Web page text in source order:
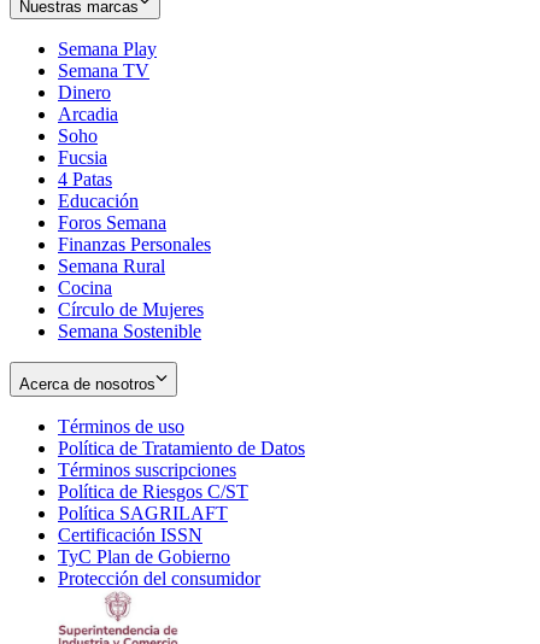
Nuestras marcas
Semana Play
Semana TV
Dinero
Arcadia
Soho
in
new
window
Fucsia
in
new
window
4 Patas
Educación
Foros Semana
Finanzas Personales
Semana Rural
Cocina
Círculo de Mujeres
Semana Sostenible
Acerca de nosotros
Términos de uso
in
new
window
Política de Tratamiento de Datos
Términos suscripciones
in
Política de Riesgos C/ST
Política SAGRILAFT
new
window
Certificación ISSN
in
new
TyC Plan de Gobierno
in
Protección del consumidorOpens